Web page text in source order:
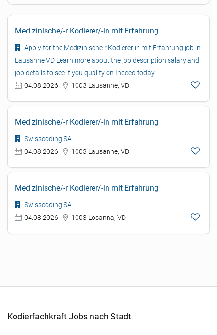
Medizinische/-r Kodierer/-in mit Erfahrung
Apply for the Medizinische r Kodierer in mit Erfahrung job in
Lausanne VD Learn more about the job description salary and
job details to see if you qualify on Indeed today
04.08.2026
1003 Lausanne, VD
Medizinische/-r Kodierer/-in mit Erfahrung
Swisscoding SA
04.08.2026
1003 Lausanne, VD
Medizinische/-r Kodierer/-in mit Erfahrung
Swisscoding SA
04.08.2026
1003 Losanna, VD
Kodierfachkraft Jobs nach Stadt